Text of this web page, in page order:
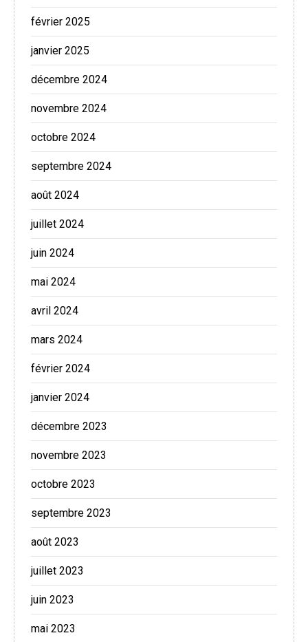
février 2025
janvier 2025
décembre 2024
novembre 2024
octobre 2024
septembre 2024
août 2024
juillet 2024
juin 2024
mai 2024
avril 2024
mars 2024
février 2024
janvier 2024
décembre 2023
novembre 2023
octobre 2023
septembre 2023
août 2023
juillet 2023
juin 2023
mai 2023